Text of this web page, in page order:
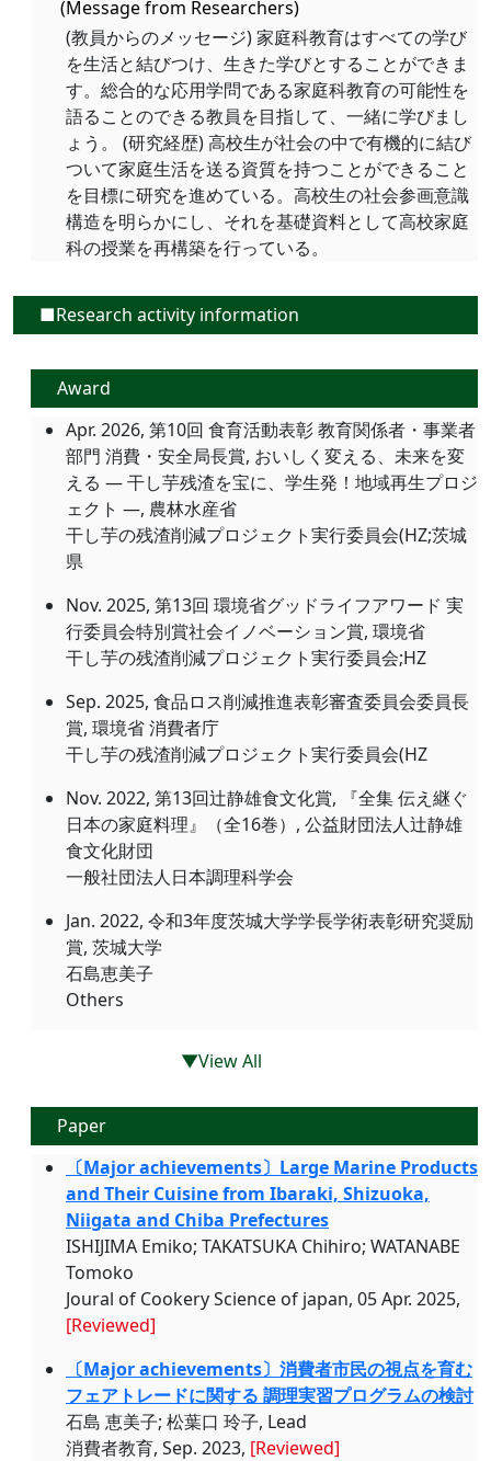
(Message from Researchers)
(教員からのメッセージ) 家庭科教育はすべての学び
を生活と結びつけ、生きた学びとすることができま
す。総合的な応用学問である家庭科教育の可能性を
語ることのできる教員を目指して、一緒に学びまし
ょう。 (研究経歴) 高校生が社会の中で有機的に結び
ついて家庭生活を送る資質を持つことができること
を目標に研究を進めている。高校生の社会参画意識
構造を明らかにし、それを基礎資料として高校家庭
科の授業を再構築を行っている。
■Research activity information
Award
Apr. 2026, 第10回 食育活動表彰 教育関係者・事業者
部門 消費・安全局長賞, おいしく変える、未来を変
える ― 干し芋残渣を宝に、学生発！地域再生プロジ
ェクト ―, 農林水産省
干し芋の残渣削減プロジェクト実行委員会(HZ;茨城
県
Nov. 2025, 第13回 環境省グッドライフアワード 実
行委員会特別賞社会イノベーション賞, 環境省
干し芋の残渣削減プロジェクト実行委員会;HZ
Sep. 2025, 食品ロス削減推進表彰審査委員会委員長
賞, 環境省 消費者庁
干し芋の残渣削減プロジェクト実行委員会(HZ
Nov. 2022, 第13回辻静雄食文化賞, 『全集 伝え継ぐ
日本の家庭料理』（全16巻）, 公益財団法人辻静雄
食文化財団
一般社団法人日本調理科学会
Jan. 2022, 令和3年度茨城大学学長学術表彰研究奨励
賞, 茨城大学
石島恵美子
Others
▼View All
Paper
〔Major achievements〕Large Marine Products
and Their Cuisine from Ibaraki, Shizuoka,
Niigata and Chiba Prefectures
ISHIJIMA Emiko; TAKATSUKA Chihiro; WATANABE
Tomoko
Joural of Cookery Science of japan, 05 Apr. 2025,
[Reviewed]
〔Major achievements〕消費者市民の視点を育む
フェアトレードに関する 調理実習プログラムの検討
石島 恵美子; 松葉口 玲子, Lead
消費者教育, Sep. 2023, [Reviewed]